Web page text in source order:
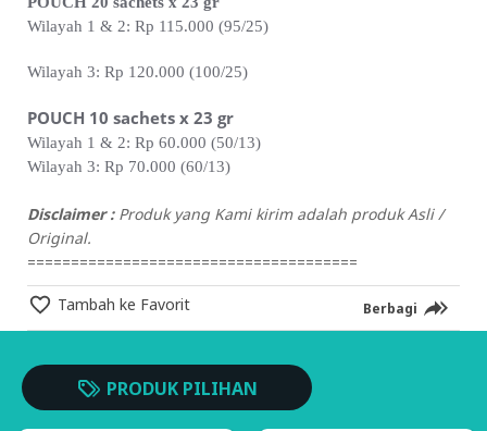
Wilayah 1 & 2: Rp 115.000 (95/25)
Wilayah 3: Rp 120.000 (100/25)
POUCH 10 sachets x 23 gr
Wilayah 1 & 2: Rp 60.000 (50/13)
Wilayah 3: Rp 70.000 (60/13)
Disclaimer :Produk yang Kami kirim adalah produk Asli /
Original.
======================================
Tambah ke Favorit Berbagi
PRODUK PILIHAN